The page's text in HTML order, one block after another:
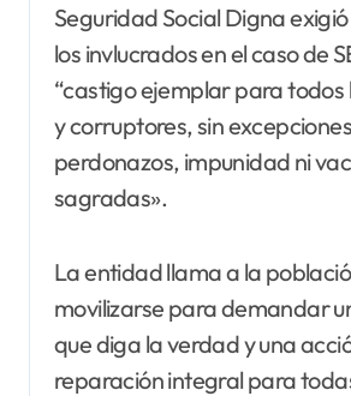
Seguridad Social Digna
los invlucrados en el caso de
“castigo ejemplar para todos
y corruptores, sin
perdonazos, impunidad ni
sagradas».
La entidad llama a la
movilizarse para demandar
que diga la verdad y una
reparación integral para